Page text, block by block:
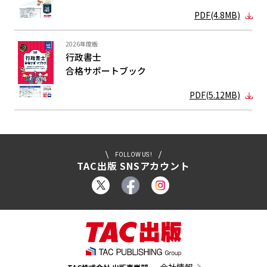
PDF(4.8MB)
2026年度版
行政書士
合格サポートブック
PDF(5.12MB)
FOLLOW US !
TAC出版 SNSアカウント